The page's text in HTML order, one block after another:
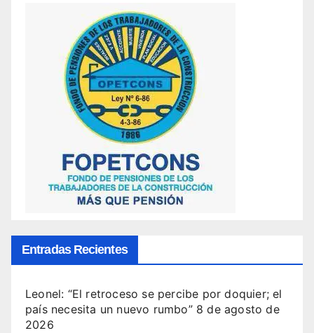
Entradas Recientes
Leonel: “El retroceso se percibe por doquier; el
país necesita un nuevo rumbo” 8 de agosto de
2026